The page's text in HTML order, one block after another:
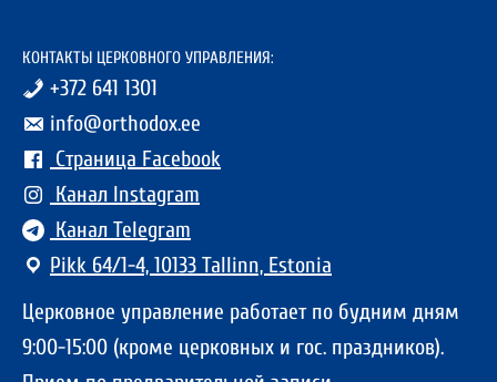
КОНТАКТЫ ЦЕРКОВНОГО УПРАВЛЕНИЯ:
+372 641 1301
info@orthodox.ee
Страница Facebook
Канал Instagram
Канал Telegram
Pikk 64/1-4, 10133 Tallinn, Estonia
Церковное управление работает по будним дням
9:00-15:00 (кроме церковных и гос. праздников).